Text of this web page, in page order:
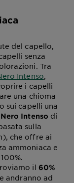
del capello,
senza
Tra
Intenso,
i capelli
una chioma
sui capelli una
Intenso di
sulla
che offre ai
ammoniaca e
il 60%
andranno ad